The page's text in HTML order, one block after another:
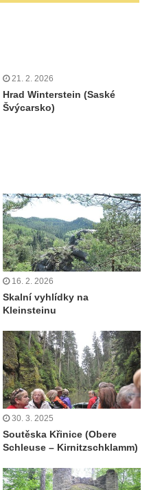
21. 2. 2026
Hrad Winterstein (Saské
Švýcarsko)
16. 2. 2026
Skalní vyhlídky na
Kleinsteinu
30. 3. 2025
Soutěska Křinice (Obere
Schleuse – Kirnitzschklamm)